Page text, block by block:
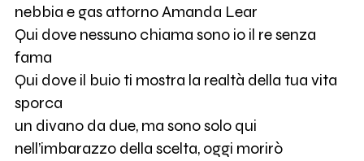
nebbia e gas attorno Amanda Lear
Qui dove nessuno chiama sono io il re senza
fama
Qui dove il buio ti mostra la realtà della tua vita
sporca
un divano da due, ma sono solo qui
nell’imbarazzo della scelta, oggi morirò